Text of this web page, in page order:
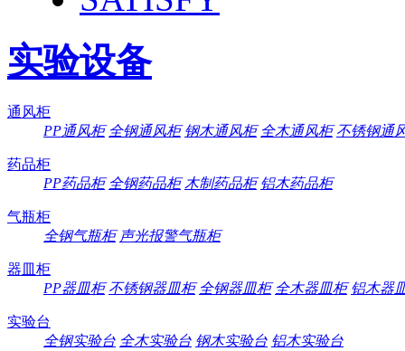
实验设备
通风柜
PP通风柜 全钢通风柜 钢木通风柜 全木通风柜 不锈钢通
药品柜
PP药品柜 全钢药品柜 木制药品柜 铝木药品柜
气瓶柜
全钢气瓶柜 声光报警气瓶柜
器皿柜
PP器皿柜 不锈钢器皿柜 全钢器皿柜 全木器皿柜 铝木器
实验台
全钢实验台 全木实验台 钢木实验台 铝木实验台